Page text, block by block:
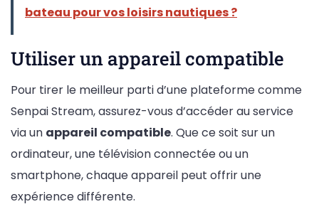
bateau pour vos loisirs nautiques ?
Utiliser un appareil compatible
Pour tirer le meilleur parti d’une plateforme comme
Senpai Stream, assurez-vous d’accéder au service
via un appareil compatible. Que ce soit sur un
ordinateur, une télévision connectée ou un
smartphone, chaque appareil peut offrir une
expérience différente.